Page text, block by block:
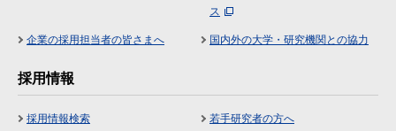
ス
企業の採用担当者の皆さまへ 国内外の大学・研究機関との協力
採用情報
採用情報検索 若手研究者の方へ